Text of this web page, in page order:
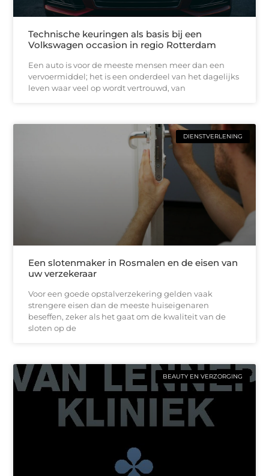
Technische keuringen als basis bij een
Volkswagen occasion in regio Rotterdam
Een auto is voor de meeste mensen meer dan een
vervoermiddel; het is een onderdeel van het dagelijks
leven waar veel op wordt vertrouwd, van
DIENSTVERLENING
Een slotenmaker in Rosmalen en de eisen van
uw verzekeraar
Voor een goede opstalverzekering gelden vaak
strengere eisen dan de meeste huiseigenaren
beseffen, zeker als het gaat om de kwaliteit van de
sloten op de
BEAUTY EN VERZORGING